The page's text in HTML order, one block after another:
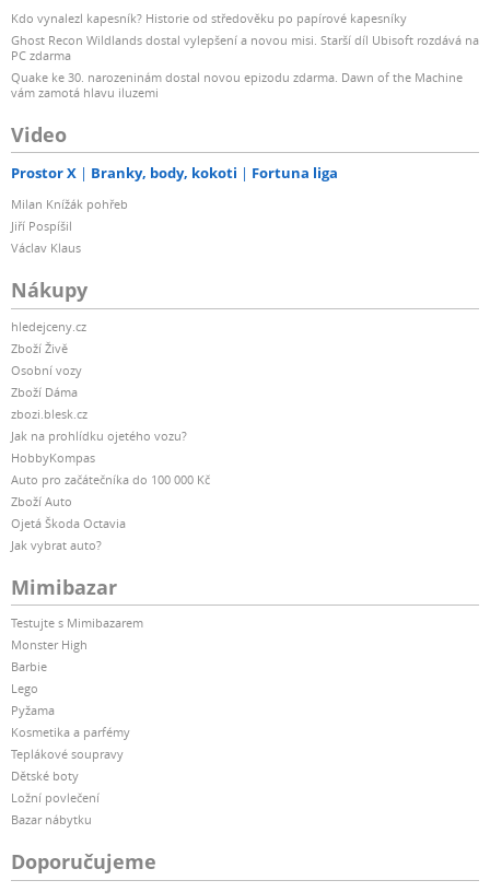
Kdo vynalezl kapesník? Historie od středověku po papírové kapesníky
Ghost Recon Wildlands dostal vylepšení a novou misi. Starší díl Ubisoft rozdává na
PC zdarma
Quake ke 30. narozeninám dostal novou epizodu zdarma. Dawn of the Machine
vám zamotá hlavu iluzemi
Video
Prostor X Branky, body, kokoti Fortuna liga
Milan Knížák pohřeb
Jiří Pospíšil
Václav Klaus
Nákupy
hledejceny.cz
Zboží Živě
Osobní vozy
Zboží Dáma
zbozi.blesk.cz
Jak na prohlídku ojetého vozu?
HobbyKompas
Auto pro začátečníka do 100 000 Kč
Zboží Auto
Ojetá Škoda Octavia
Jak vybrat auto?
Mimibazar
Testujte s Mimibazarem
Monster High
Barbie
Lego
Pyžama
Kosmetika a parfémy
Teplákové soupravy
Dětské boty
Ložní povlečení
Bazar nábytku
Doporučujeme